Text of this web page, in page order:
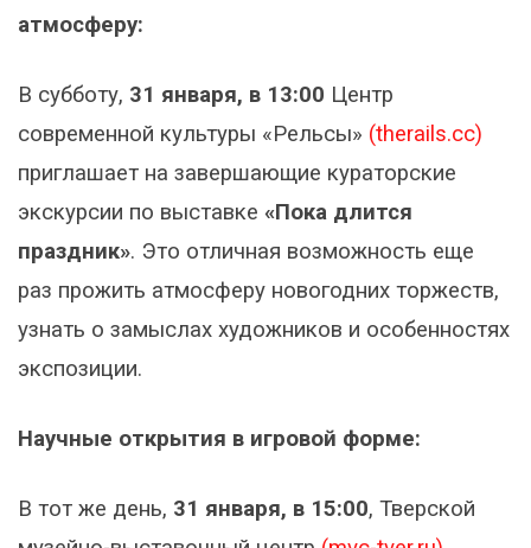
атмосферу:
В субботу, 31 января, в 13:00 Центр
современной культуры «Рельсы» (therails.cc)
приглашает на завершающие кураторские
экскурсии по выставке «Пока длится
праздник». Это отличная возможность еще
раз прожить атмосферу новогодних торжеств,
узнать о замыслах художников и особенностях
экспозиции.
Научные открытия в игровой форме:
В тот же день, 31 января, в 15:00, Тверской